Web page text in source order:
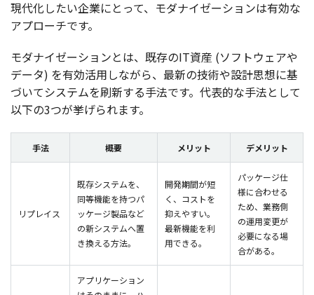
現代化したい企業にとって、 モダナイゼーションは有効な
アプローチです。
モダナイゼーションとは、 既存のIT資産 (ソフトウェアや
データ) を有効活用しながら、 最新の技術や設計思想に基
づいてシステムを刷新する手法です。 代表的な手法として
以下の3つが挙げられます。
手法 概要 メリット デメリット
リプレイス
既存システムを、
同等機能を持つパ
ッケージ製品など
の新システムへ置
き換える方法。
開発期間が短
く、コストを
抑えやすい。
最新機能を利
用できる。
パッケージ仕
様に合わせる
ため、業務側
の運用変更が
必要になる場
合がある。
アプリケーション